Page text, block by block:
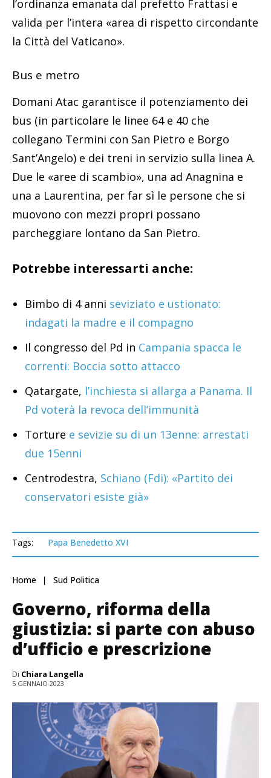
l’ordinanza emanata dal prefetto Frattasi e
valida per l’intera «area di rispetto circondante
la Città del Vaticano».
Bus e metro
Domani Atac garantisce il potenziamento dei
bus (in particolare le linee 64 e 40 che
collegano Termini con San Pietro e Borgo
Sant’Angelo) e dei treni in servizio sulla linea A.
Due le «aree di scambio», una ad Anagnina e
una a Laurentina, per far sì le persone che si
muovono con mezzi propri possano
parcheggiare lontano da San Pietro.
Potrebbe interessarti anche:
Bimbo di 4 anni seviziato e ustionato:
indagati la madre e il compagno
Il congresso del Pd in Campania spacca le
correnti: Boccia sotto attacco
Qatargate, l’inchiesta si allarga a Panama. Il
Pd voterà la revoca dell’immunità
Torture e sevizie su di un 13enne: arrestati
due 15enni
Centrodestra, Schiano (Fdi): «Partito dei
conservatori esiste già»
Tags: Papa Benedetto XVI
Home Sud Politica
Governo, riforma della
giustizia: si parte con abuso
d’ufficio e prescrizione
Di Chiara Langella
5 GENNAIO 2023